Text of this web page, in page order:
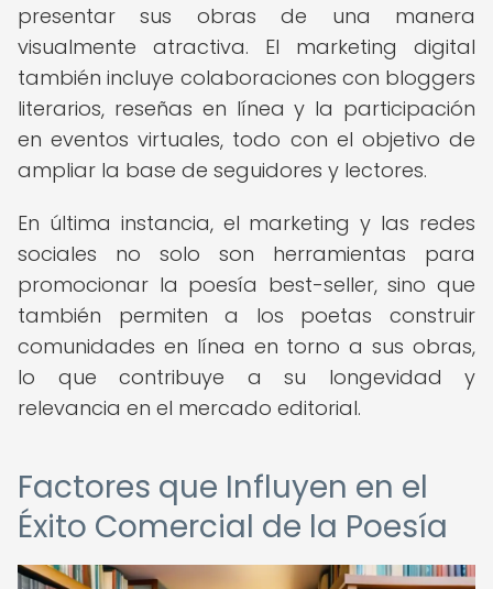
presentar sus obras de una manera
visualmente atractiva. El marketing digital
también incluye colaboraciones con bloggers
literarios, reseñas en línea y la participación
en eventos virtuales, todo con el objetivo de
ampliar la base de seguidores y lectores.
En última instancia, el marketing y las redes
sociales no solo son herramientas para
promocionar la poesía best-seller, sino que
también permiten a los poetas construir
comunidades en línea en torno a sus obras,
lo que contribuye a su longevidad y
relevancia en el mercado editorial.
Factores que Influyen en el
Éxito Comercial de la Poesía